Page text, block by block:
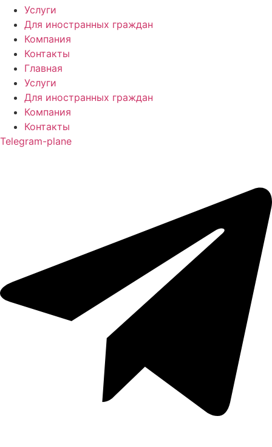
Услуги
Для иностранных граждан
Компания
Контакты
Главная
Услуги
Для иностранных граждан
Компания
Контакты
Telegram-plane